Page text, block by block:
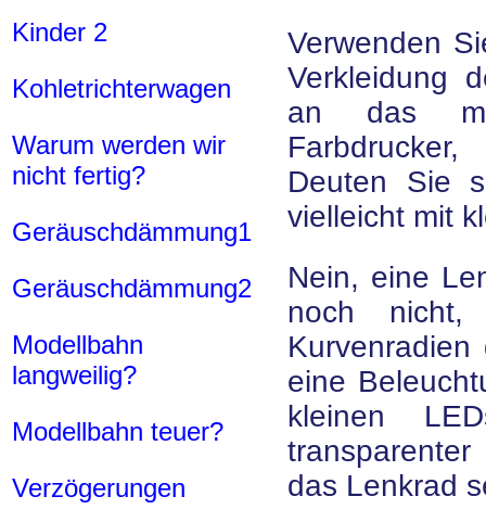
Kinder 2
Kohletrichterwagen
Warum werden wir
nicht fertig?
Geräuschdämmung1
Geräuschdämmung2
Modellbahn
langweilig?
Modellbahn teuer?
Verzögerungen
Verwenden
Verkleidung
an das
Deuten Sie
vielleicht mit
Nein, eine
noch
eine
kleinen
das Lenkrad